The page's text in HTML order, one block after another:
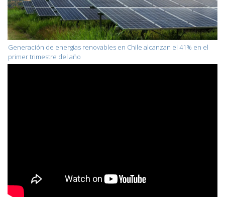
Generación de energías renovables en Chile alcanzan el 41% en el
primer trimestre del año